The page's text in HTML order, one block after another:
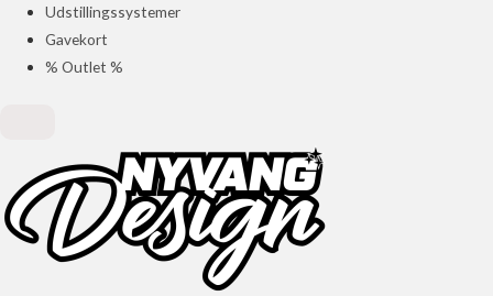
Udstillingssystemer
Gavekort
% Outlet %